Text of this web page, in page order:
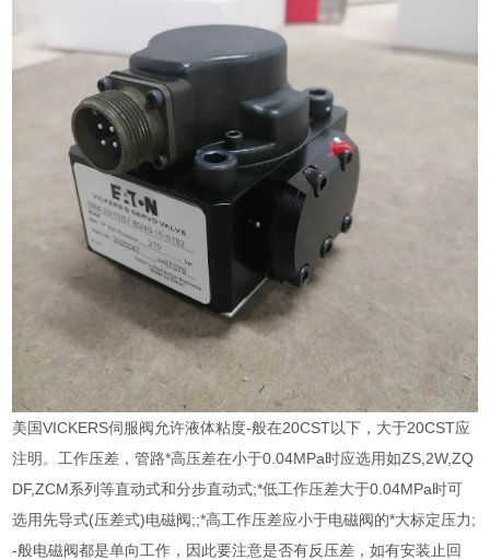
美国VICKERS伺服阀允许液体粘度-般在20CST以下，大于20CST应
注明。工作压差，管路*高压差在小于0.04MPa时应选用如ZS,2W,ZQ
DF,ZCM系列等直动式和分步直动式;*低工作压差大于0.04MPa时可
选用先导式(压差式)电磁阀;;*高工作压差应小于电磁阀的*大标定压力;
-般电磁阀都是单向工作，因此要注意是否有反压差，如有安装止回